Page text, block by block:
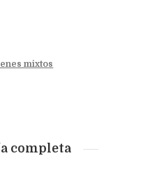
mixtos
completa